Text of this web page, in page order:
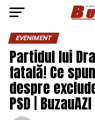
EVENIMENT
Partidul lui
fatală! Ce
despre
PSD | BuzauAZI